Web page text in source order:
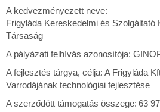
anyagos
gyártás
bevezetéséhez
forgóeszköz
(alapanyag)
beszerzése
A kedvezményezett neve:
Frigyláda Kereskedelmi és Szolgáltató
Társaság
A pályázati felhívás azonosítója:
A fejlesztés tárgya, célja: A Frigyláda
Varrodájának technológiai fejlesztése
A szerződött támogatás összege: 63